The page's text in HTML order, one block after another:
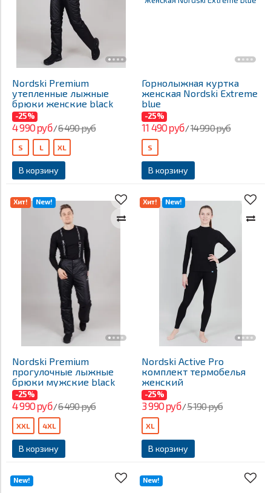
Nordski Premium
утепленные лыжные
брюки женские black
-25%
4 990 руб/6 490 руб
В корзину
S L XL
Горнолыжная куртка
женская Nordski Extreme
blue
-25%
11 490 руб/14 990 руб
В корзину
S
Хит! New!
Nordski Premium
прогулочные лыжные
брюки мужские black
-25%
4 990 руб/6 490 руб
В корзину
XXL 4XL
Хит! New!
Nordski Active Pro
комплект термобелья
женский
-25%
3 990 руб/5 190 руб
В корзину
XL
New! New!